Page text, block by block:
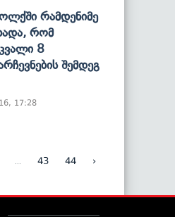
Რამდენიმე
Რომ
8
Შემდეგ
17:28
43 44 ›